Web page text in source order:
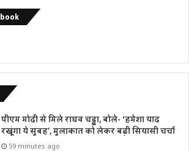
पीएम मोदी से मिले राघव चड्ढा, बोले- ‘हमेशा याद
रखूंगा ये सुबह’, मुलाकात को लेकर बढ़ी सियासी चर्चा
59 minutes ago